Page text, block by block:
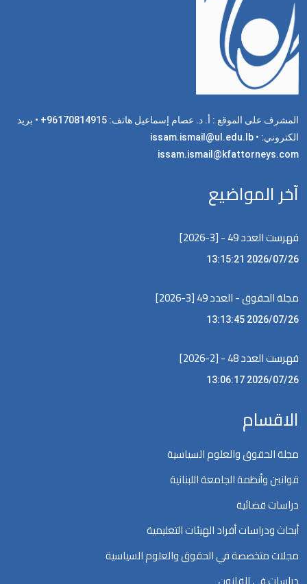
المشرف على الموقع : أ. د. عصام إسماعيل هاتف: 96170814915+ • بريد
الكتروني: issam.ismail@ul.edu.lb •
issam.ismail@kfattorneys.com
آخر المواضيع
فهرست العدد 49 - [3-2026]
2026/07/26 13:15:21
مجلة الحقوق - العدد 49 [3-2026]
2026/07/26 13:13:45
فهرست العدد 48 - [2-2026]
2026/07/26 13:06:17
الاقسام
مجلة الحقوق والعلوم السياسية
قوانين وأنظمة الجامعة اللبنانية
دراسات قضائية
أبحاث ودراسات أفراد الهيئات التعليمية
مجلات متخصصة في الحقوق والعلوم السياسية